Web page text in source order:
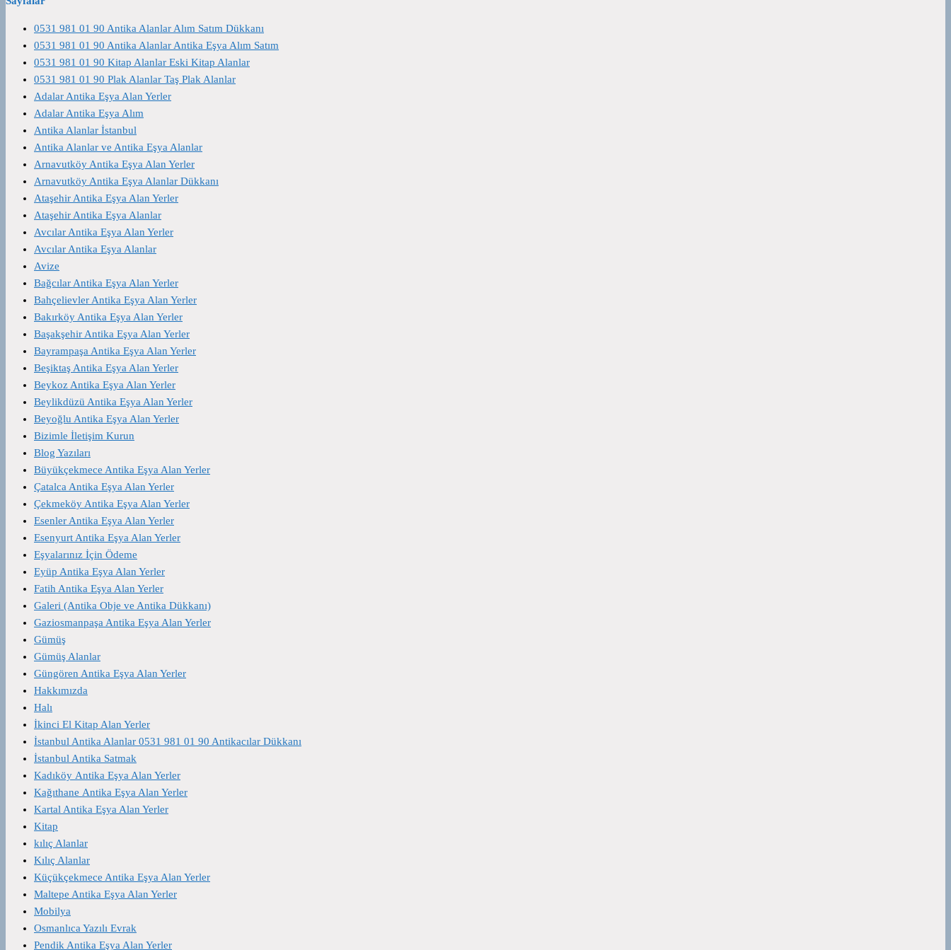
0531 981 01 90 Antika Alanlar Alım Satım Dükkanı
0531 981 01 90 Antika Alanlar Antika Eşya Alım Satım
0531 981 01 90 Kitap Alanlar Eski Kitap Alanlar
0531 981 01 90 Plak Alanlar Taş Plak Alanlar
Adalar Antika Eşya Alan Yerler
Adalar Antika Eşya Alım
Antika Alanlar İstanbul
Antika Alanlar ve Antika Eşya Alanlar
Arnavutköy Antika Eşya Alan Yerler
Arnavutköy Antika Eşya Alanlar Dükkanı
Ataşehir Antika Eşya Alan Yerler
Ataşehir Antika Eşya Alanlar
Avcılar Antika Eşya Alan Yerler
Avcılar Antika Eşya Alanlar
Avize
Bağcılar Antika Eşya Alan Yerler
Bahçelievler Antika Eşya Alan Yerler
Bakırköy Antika Eşya Alan Yerler
Başakşehir Antika Eşya Alan Yerler
Bayrampaşa Antika Eşya Alan Yerler
Beşiktaş Antika Eşya Alan Yerler
Beykoz Antika Eşya Alan Yerler
Beylikdüzü Antika Eşya Alan Yerler
Beyoğlu Antika Eşya Alan Yerler
Bizimle İletişim Kurun
Blog Yazıları
Büyükçekmece Antika Eşya Alan Yerler
Çatalca Antika Eşya Alan Yerler
Çekmeköy Antika Eşya Alan Yerler
Esenler Antika Eşya Alan Yerler
Esenyurt Antika Eşya Alan Yerler
Eşyalarınız İçin Ödeme
Eyüp Antika Eşya Alan Yerler
Fatih Antika Eşya Alan Yerler
Galeri (Antika Obje ve Antika Dükkanı)
Gaziosmanpaşa Antika Eşya Alan Yerler
Gümüş
Gümüş Alanlar
Güngören Antika Eşya Alan Yerler
Hakkımızda
Halı
İkinci El Kitap Alan Yerler
İstanbul Antika Alanlar 0531 981 01 90 Antikacılar Dükkanı
İstanbul Antika Satmak
Kadıköy Antika Eşya Alan Yerler
Kağıthane Antika Eşya Alan Yerler
Kartal Antika Eşya Alan Yerler
Kitap
kılıç Alanlar
Kılıç Alanlar
Küçükçekmece Antika Eşya Alan Yerler
Maltepe Antika Eşya Alan Yerler
Mobilya
Osmanlıca Yazılı Evrak
Pendik Antika Eşya Alan Yerler